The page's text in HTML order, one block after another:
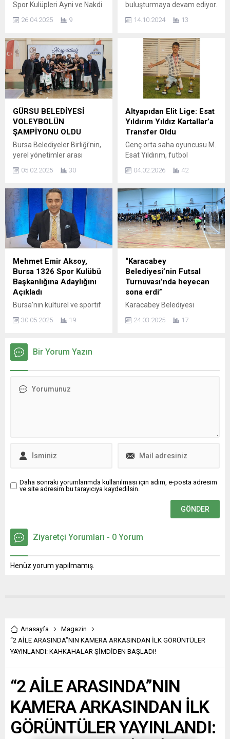
Spor Kulüpleri Ayni ve Nakdi
kapsamında 33 amatör spor
100 bin TL değerinde ayni ve
nakdi yardım paketi dağıttı.
Nilüfer Belediyesi, ilçedeki
tüm yaş gruplarının sporu
yaşam biçimi haline
getirmesi ve spor
kültürünün yaygınlaşması
amacıyla çalışmalarını
sürdürüyor. Bu kapsamda
Nilüfer...
26.04.2025 9
buluşturmaya devam ediyor.
Belediyesi tarafından
yapmalarına imkân sunmak
amacıyla düzenlenen Kış
Spor Okulları‘nda eğitimler
başladı. 3-14 yaş
aralığındaki çocuklar için
düzenlenen Kış Spor
Okulları’nda bu dönem 16
farklı branşta yaklaşık 5 bin
öğrenci eğitim görüyor.
tarafından yetenekleri
keşfedilen...
14.10.2024 13
GÜRSU BELEDİYESİ
VOLEYBOLÜN
ŞAMPİYONU OLDU
Bursa Belediyeler Birliği’nin,
yerel yönetimler arası
turnuvasının galibi Gürsu
Süleymanoğlu Spor
Kompleksi’nde gerçekleşen
etkinliğe 13 belediyeden 156
sporcu katıldı. 5 gün süren
etkinliklerde eleme usulüyle
yapılan maçlar sonucunda
turnuvanın şampiyonu belli
oldu. VOLEYBOLÜN GALİBİ
GÜRSU BELEDİYESİ Gürsu
Belediyesi voleybolda
belediyeler arasında
düzenlenen turnuvada
şampiyonluğu göğüsledi....
05.02.2025 30
Altyapıdan Elit Lige: Esat
Yıldırım Yıldız Kartallar’a
Transfer Oldu
Genç orta saha oyuncusu M.
Esat Yıldırım, futbol
atarak Yıldız Kartallar Spor
Disiplini, oyun zekâsı ve
mücadeleci yapısıyla dikkat
çeken 2012 doğumlu
futbolcu, U13–U14 Gelişim
(Elit) Liglerinde yeni
takımıyla mücadele edecek.
Türk futbolunun gelecek
vadeden genç yetenekleri
arasında gösterilen M. Esat
Yıldırım, futbol...
04.02.2026 42
Mehmet Emir Aksoy,
Bursa 1326 Spor Kulübü
Başkanlığına Adaylığını
Açıkladı
Bursa’nın kültürel ve sportif
olan Bursa 1326 Spor
eşiğinde. Kulübün vizyonunu
ve misyonunu daha da ileri
başkanlık için aday olduğunu
30.05.2025 19
“Karacabey
Belediyesi’nin Futsal
Turnuvası’nda heyecan
sona erdi”
Karacabey Belediyesi
‘Kurumlar Arası Futsal
Fidan Fide Test Merkezi de
24.03.2025 17
Bir Yorum Yazın
Daha sonraki yorumlarımda kullanılması için adım, e-posta adresim
ve site adresim bu tarayıcıya kaydedilsin.
Ziyaretçi Yorumları - 0 Yorum
Henüz yorum yapılmamış.
Anasayfa
Magazin
“2 AİLE ARASINDA”NIN KAMERA ARKASINDAN İLK GÖRÜNTÜLER
YAYINLANDI: KAHKAHALAR ŞİMDİDEN BAŞLADI!
“2 AİLE ARASINDA”NIN
KAMERA ARKASINDAN İLK
GÖRÜNTÜLER YAYINLANDI: